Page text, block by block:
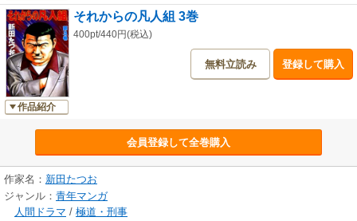
作品紹介
それからの凡人組 3巻
400pt/440円(税込)
無料立読み 登録して購入
会員登録して全巻購入
作家名： 新田たつお
ジャンル： 青年マンガ
人間ドラマ / 極道・刑事